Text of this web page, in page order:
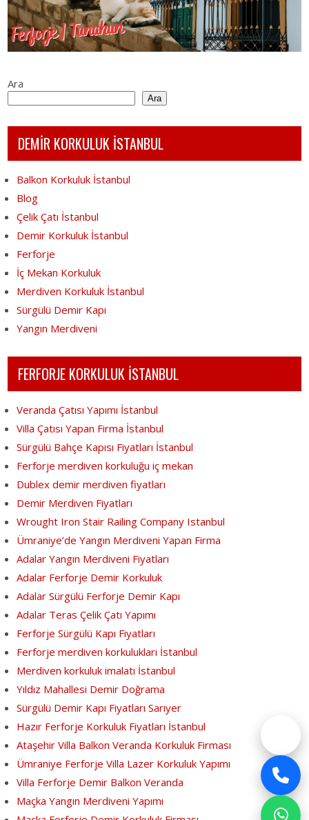
Ara
Ara
DEMİR KORKULUK İSTANBUL
Balkon Korkuluk İstanbul
Blog
Çelik Çatı İstanbul
Demir Korkuluk İstanbul
Ferforje
İç Mekan Korkuluk
Merdiven Korkuluk İstanbul
Sürgülü Demir Kapı
Yangın Merdiveni
FERFORJE KORKULUK İSTANBUL
Veranda Çatısı Yapımı İstanbul
Villa Çatısı Yapan Firma İstanbul
Sürgülü Bahçe Kapısı Fiyatları İstanbul
Ferforje merdiven korkuluğu iç mekan
Dublex demir merdiven fiyatları
Demir Merdiven Fiyatları
Wrought Iron Stair Railing Company Istanbul
Ümraniye’de Yangın Merdiveni Yapan Firma
Adalar Yangın Merdiveni Fiyatları
Adalar Ferforje Demir Korkuluk
Adalar Sürgülü Ferforje Demir Kapı
Adalar Teras Çelik Çatı Yapımı
Ferforje Sürgülü Kapı Fiyatları
Ferforje merdiven korkulukları İstanbul
Merdiven korkuluk imalatı İstanbul
Yıldız Mahallesi Demir Doğrama
Sürgülü Demir Kapı Fiyatları Sarıyer
Hazır Ferforje Korkuluk Fiyatları İstanbul
Ataşehir Villa Balkon Veranda Korkuluk Firması
Ümraniye Ferforje Villa Lazer Korkuluk Yapımı
Villa Ferforje Demir Balkon Veranda
Maçka Yangın Merdiveni Yapımı